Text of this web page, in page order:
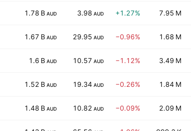
1.78 B AUD 3.98 AUD +1.27% 7.95 M
1.67 B AUD 29.95 AUD −0.96% 1.68 M
1.6 B AUD 10.57 AUD −1.12% 3.49 M
1.52 B AUD 19.34 AUD −0.26% 1.84 M
1.48 B AUD 10.82 AUD −0.09% 2.09 M